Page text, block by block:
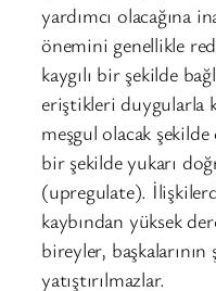
yardımcı olacağına
önemini genellikle
kaygılı bir şekilde
eriştikleri duygularla
meşgul olacak
bir şekilde yukarı
(upregulate).
kaybından yüksek
bireyler,
yatıştırılmazlar.